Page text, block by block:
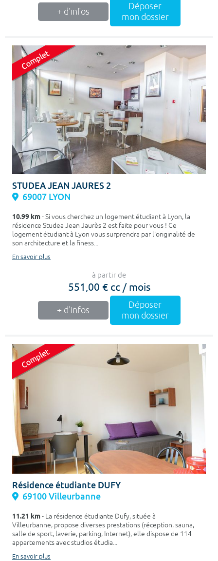
+ d'infos
Déposer
mon dossier
STUDEA JEAN JAURES 2
69007 LYON
10.99 km- Si vous cherchez un logement étudiant à Lyon, la
résidence Studea Jean Jaurès 2 est faite pour vous ! Ce
logement étudiant à Lyon vous surprendra par l'originalité de
son architecture et la finess...
En savoir plus
à partir de
551,00 € cc / mois
+ d'infos
Déposer
mon dossier
Résidence étudiante DUFY
69100 Villeurbanne
11.21 km- La résidence étudiante Dufy, située à
Villeurbanne, propose diverses prestations (réception, sauna,
salle de sport, laverie, parking, Internet), elle dispose de 114
appartements avec studios étudia...
En savoir plus